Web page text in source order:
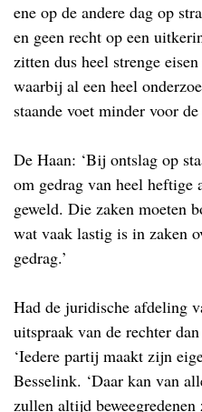
ene op de andere dag op
en geen recht op een
zitten dus heel strenge
waarbij al een heel
staande voet minder voor de
De Haan: ‘Bij ontslag op
om gedrag van heel
geweld. Die zaken moeten
wat vaak lastig is in zaken
gedrag.’
Had de juridische afdeling
uitspraak van de rechter
‘Iedere partij maakt zijn
Besselink. ‘Daar kan van
zullen altijd